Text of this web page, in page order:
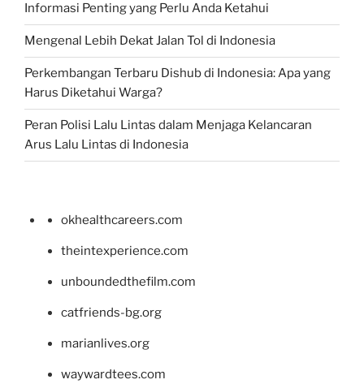
Informasi Penting yang Perlu Anda Ketahui
Mengenal Lebih Dekat Jalan Tol di Indonesia
Perkembangan Terbaru Dishub di Indonesia: Apa yang
Harus Diketahui Warga?
Peran Polisi Lalu Lintas dalam Menjaga Kelancaran
Arus Lalu Lintas di Indonesia
okhealthcareers.com
theintexperience.com
unboundedthefilm.com
catfriends-bg.org
marianlives.org
waywardtees.com